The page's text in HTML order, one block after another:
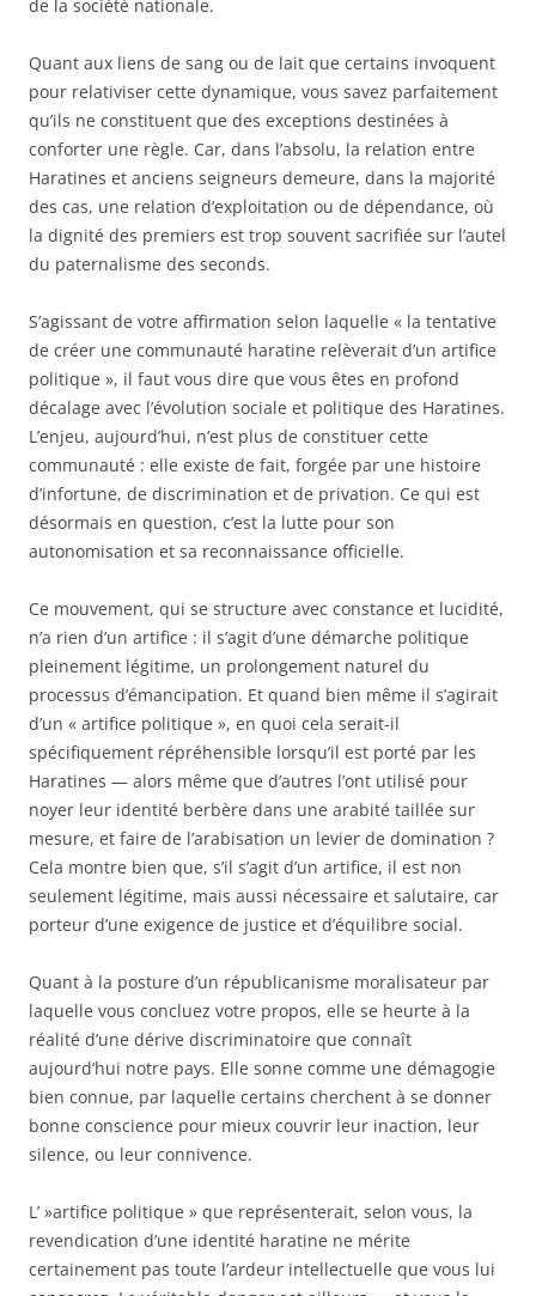
de la société nationale.
Quant aux liens de sang ou de lait que certains invoquent
pour relativiser cette dynamique, vous savez parfaitement
qu’ils ne constituent que des exceptions destinées à
conforter une règle. Car, dans l’absolu, la relation entre
Haratines et anciens seigneurs demeure, dans la majorité
des cas, une relation d’exploitation ou de dépendance, où
la dignité des premiers est trop souvent sacrifiée sur l’autel
du paternalisme des seconds.
S’agissant de votre affirmation selon laquelle « la tentative
de créer une communauté haratine relèverait d’un artifice
politique », il faut vous dire que vous êtes en profond
décalage avec l’évolution sociale et politique des Haratines.
L’enjeu, aujourd’hui, n’est plus de constituer cette
communauté : elle existe de fait, forgée par une histoire
d’infortune, de discrimination et de privation. Ce qui est
désormais en question, c’est la lutte pour son
autonomisation et sa reconnaissance officielle.
Ce mouvement, qui se structure avec constance et lucidité,
n’a rien d’un artifice : il s’agit d’une démarche politique
pleinement légitime, un prolongement naturel du
processus d’émancipation. Et quand bien même il s’agirait
d’un « artifice politique », en quoi cela serait-il
spécifiquement répréhensible lorsqu’il est porté par les
Haratines — alors même que d’autres l’ont utilisé pour
noyer leur identité berbère dans une arabité taillée sur
mesure, et faire de l’arabisation un levier de domination ?
Cela montre bien que, s’il s’agit d’un artifice, il est non
seulement légitime, mais aussi nécessaire et salutaire, car
porteur d’une exigence de justice et d’équilibre social.
Quant à la posture d’un républicanisme moralisateur par
laquelle vous concluez votre propos, elle se heurte à la
réalité d’une dérive discriminatoire que connaît
aujourd’hui notre pays. Elle sonne comme une démagogie
bien connue, par laquelle certains cherchent à se donner
bonne conscience pour mieux couvrir leur inaction, leur
silence, ou leur connivence.
L’ »artifice politique » que représenterait, selon vous, la
revendication d’une identité haratine ne mérite
certainement pas toute l’ardeur intellectuelle que vous lui